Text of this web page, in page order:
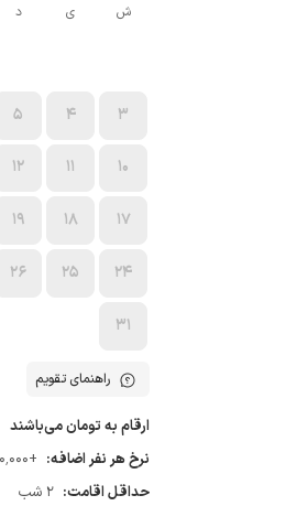
ش ی د
3
4
5
10
11
12
17
18
19
24
25
26
31
راهنمای تقویم
ارقام به تومان می‌باشند
نرخ هر نفر اضافه: +300٬000 تومان / بیشتر از 4 نفر
حداقل اقامت: 2 شب